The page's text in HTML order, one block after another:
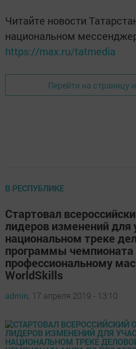
Читайте новости
национальном
https://max.ru/tatmedia
Перейти на страницу
В РЕСПУБЛИКЕ
Стартовал
лидеров изменений для
национальном треке
программы
профессиональному
WorldSkills
admin, 17 апреля 2019 - 13:10